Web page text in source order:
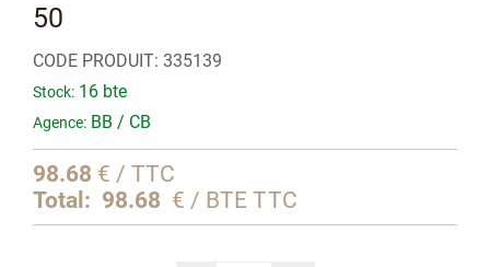
50
CODE PRODUIT: 335139
Stock: 16 bte
Agence: BB / CB
98.68 € / TTC
Total: 98.68 € / BTE TTC
de
Galerie
d’images